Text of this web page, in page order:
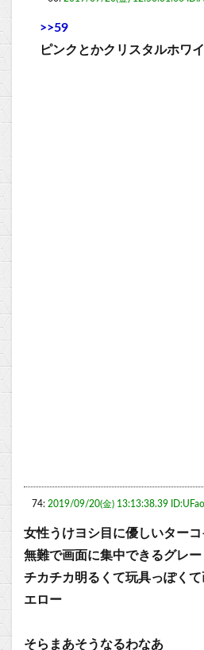
>>59
ピンクとかクリスタルホワ
74: 2019/09/20(金) 13:13:38.39
女性うけヨシ目に優しいターコ
無難で画面に集中できるグレー
チカチカ明るくて玩具っぽく
エロー
そらまあそうなるわなあ